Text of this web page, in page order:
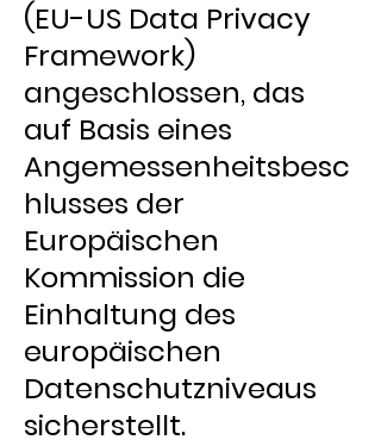
(EU-US Data Privacy
Framework)
angeschlossen, das
auf Basis eines
Angemessenheitsbesc
hlusses der
Europäischen
Kommission die
Einhaltung des
europäischen
Datenschutzniveaus
sicherstellt.